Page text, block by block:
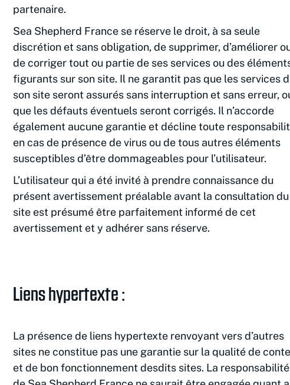
partenaire.
Sea Shepherd France se réserve le droit, à sa seule
discrétion et sans obligation, de supprimer, d’améliorer
de corriger tout ou partie de ses services ou des
figurants sur son site. Il ne garantit pas que les services
son site seront assurés sans interruption et sans erreur,
que les défauts éventuels seront corrigés. Il n’accorde
également aucune garantie et décline toute
en cas de présence de virus ou de tous autres éléments
susceptibles d’être dommageables pour l’utilisateur.
L’utilisateur qui a été invité à prendre connaissance du
présent avertissement préalable avant la consultation du
site est présumé être parfaitement informé de cet
avertissement et y adhérer sans réserve.
Liens hypertexte :
La présence de liens hypertexte renvoyant vers d’autres
sites ne constitue pas une garantie sur la qualité de
et de bon fonctionnement desdits sites. La responsabilité